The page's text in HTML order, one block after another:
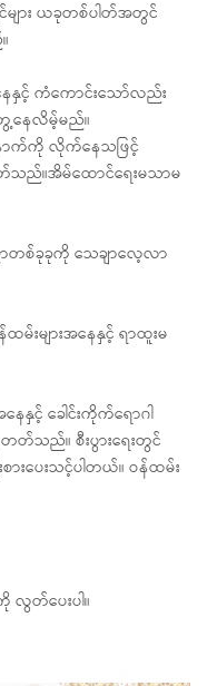
များ ယခုတစ်ပါတ်အတွင်
ေနှင့် ကံကောင်းသော်လည်း
ေလိမ့်မည်။
ောက်ကို လိုက်နေသဖြင့်
သည်။အိမ်ထောင်ရေးမသာမ
တစ်ခုခုကို သေချာလေ့လာ
းများအနေနှင့် ရာထူးမ
နှင့် ခေါင်းကိုက်ရောဂါ
တ်သည်။ စီးပွားရေးတွင်
းပေးသင့်ပါတယ်။ ဝန်ထမ်း
လွတ်ပေးပါ။